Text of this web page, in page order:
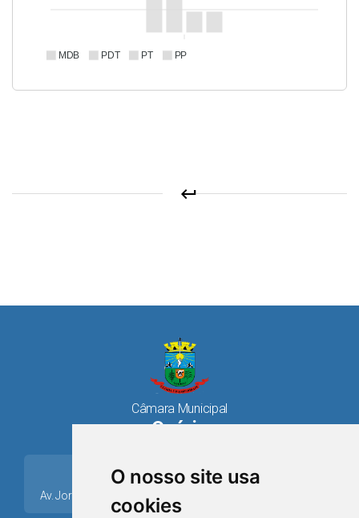
O nosso site usa
cookies
MDB PDT PT PP
keyboard_return
Câmara Municipal
Osório
place
Av. Jorge Dariva, 1211, Centro CEP: 95520.000 - Osório/RS